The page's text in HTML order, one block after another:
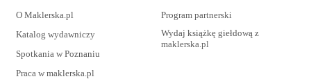
O Maklerska.pl
Katalog wydawniczy
Spotkania w Poznaniu
Praca w maklerska.pl
Program partnerski
Wydaj książkę giełdową z
maklerska.pl